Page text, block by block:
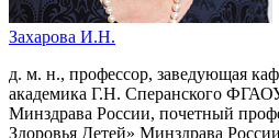
Захарова И.Н.
д. м. н., профессор, заведующая
академика Г.Н. Сперанского
Минздрава России, почетный
Здоровья Детей» Минздрава